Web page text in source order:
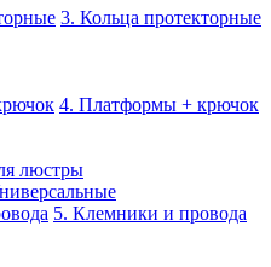
3. Кольца протекторные
4. Платформы + крючок
люстры
5. Клемники и провода